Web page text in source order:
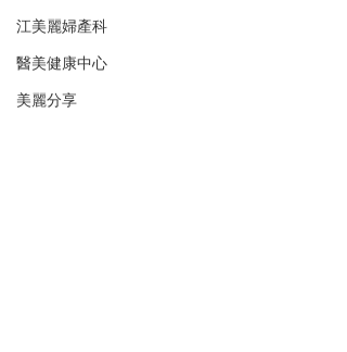
江美麗婦產科
醫美健康中心
美麗分享